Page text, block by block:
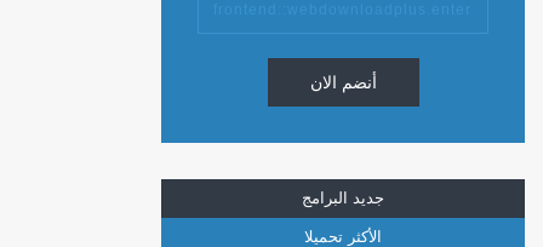
أنضم الان
جديد البرامج
الأكثر تحميلا